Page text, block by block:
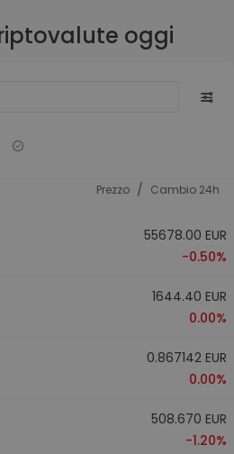
oggi
Prezzo / Cambio 24h
55678.00 EUR
-0.50%
1644.40 EUR
0.00%
0.867142 EUR
0.00%
508.670 EUR
-1.20%